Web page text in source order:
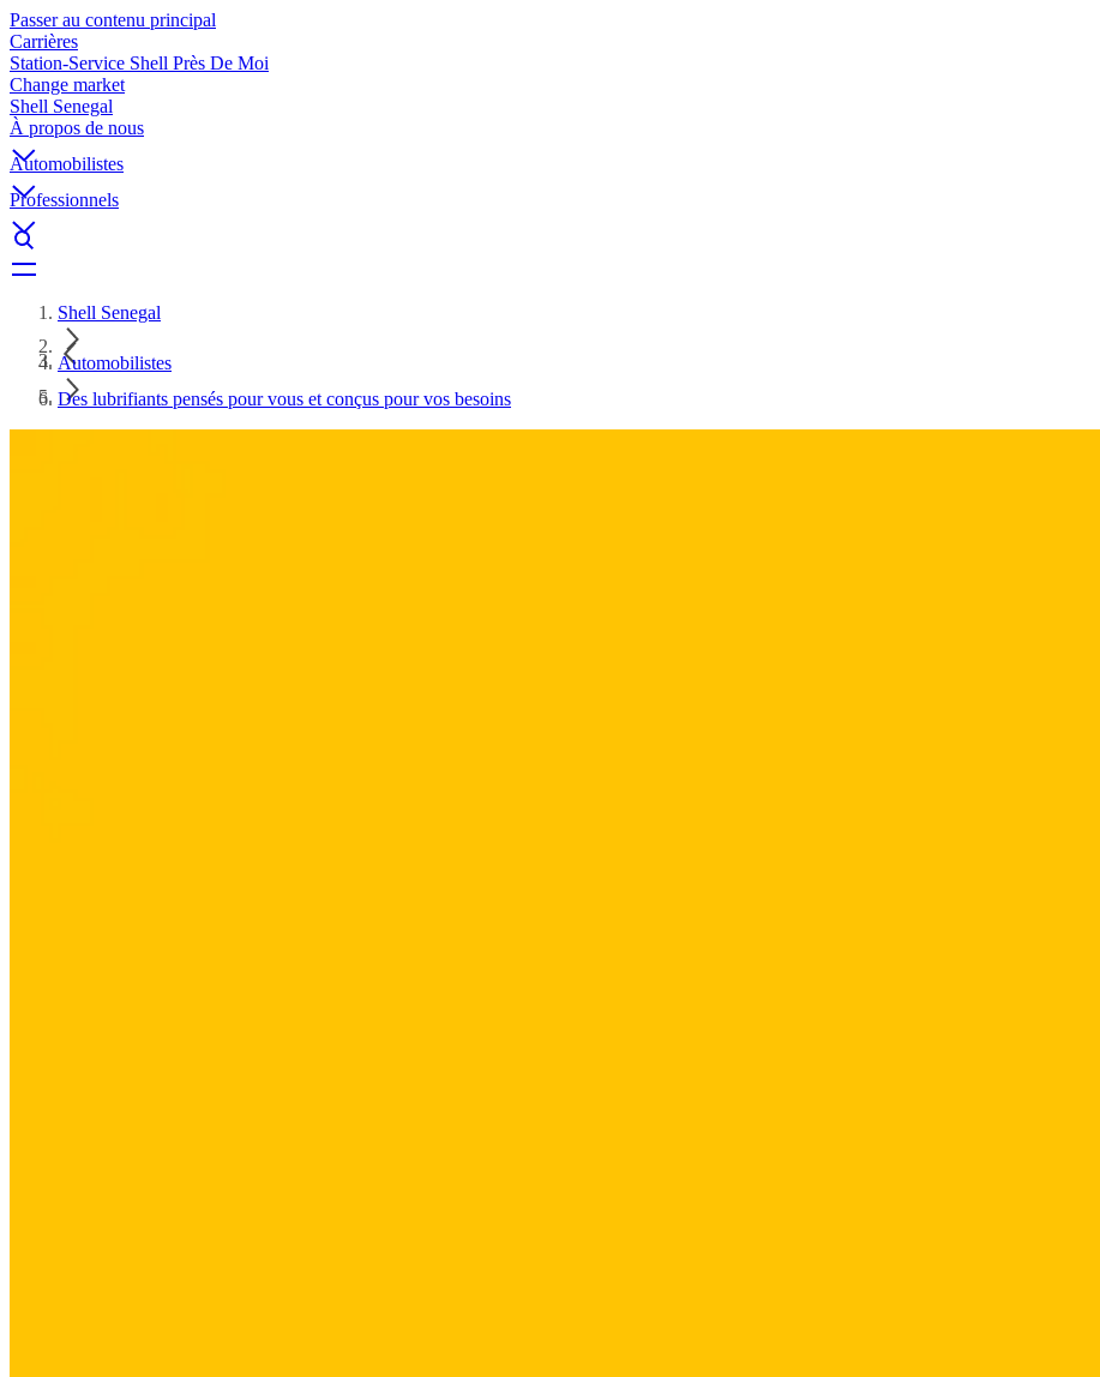
Passer au contenu principal
Carrières
Station-Service Shell Près De Moi
Change market
Shell Senegal
À propos de nous
Automobilistes
Professionnels
Shell Senegal
Automobilistes
Des lubrifiants pensés pour vous et conçus pour vos besoins